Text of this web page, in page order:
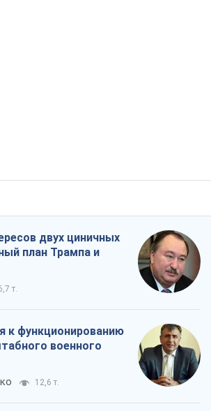
двух циничных
план Трампа и
т.
к функционированию
военного
12,6 т.